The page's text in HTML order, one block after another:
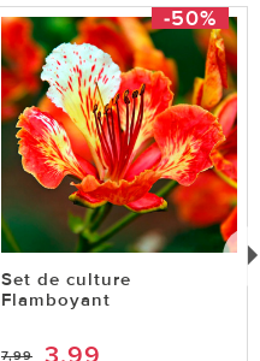
-50%
Set de culture
Flamboyant
7,99